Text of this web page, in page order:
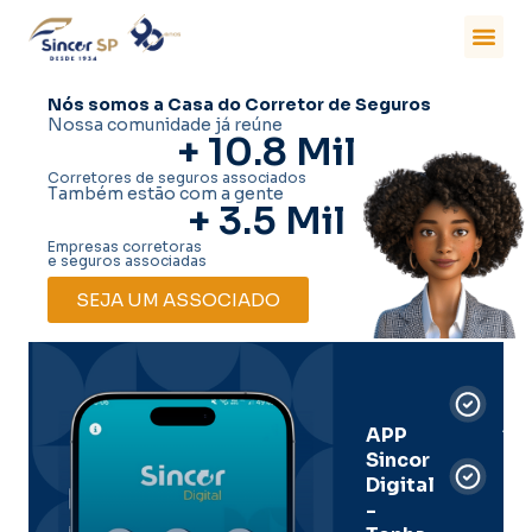
Nós somos a Casa do Corretor de Seguros
Nossa comunidade já reúne
+ 10.8 Mil
Corretores de seguros associados
Também estão com a gente
+ 3.5 Mil
Empresas corretoras
e seguros associadas
SEJA UM ASSOCIADO
APP
Sincor
Digital
-